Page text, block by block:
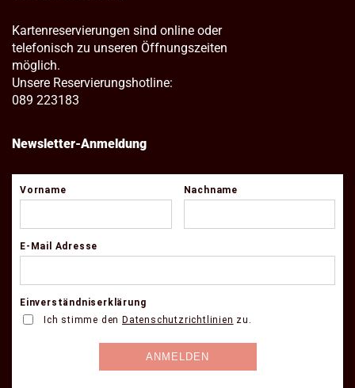
Kartenreservierungen sind online oder
telefonisch zu unseren Öffnungszeiten
möglich.
Unsere Reservierungshotline:
089 223183
Newsletter-Anmeldung